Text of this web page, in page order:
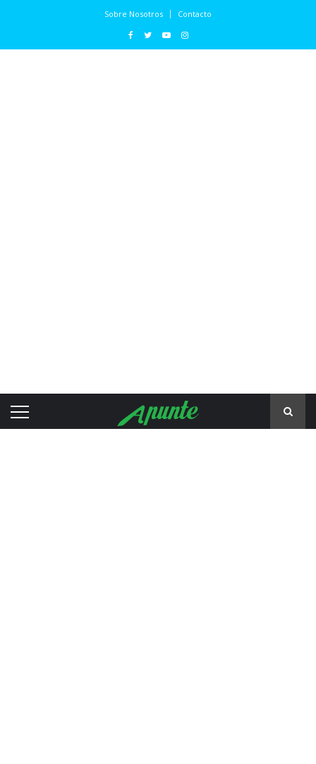
Sobre Nosotros Contacto